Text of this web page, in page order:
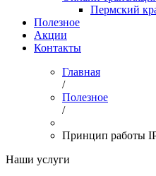
Пермский
Полезное
Акции
Контакты
Главная
/
Полезное
/
Принцип работы
Наши услуги